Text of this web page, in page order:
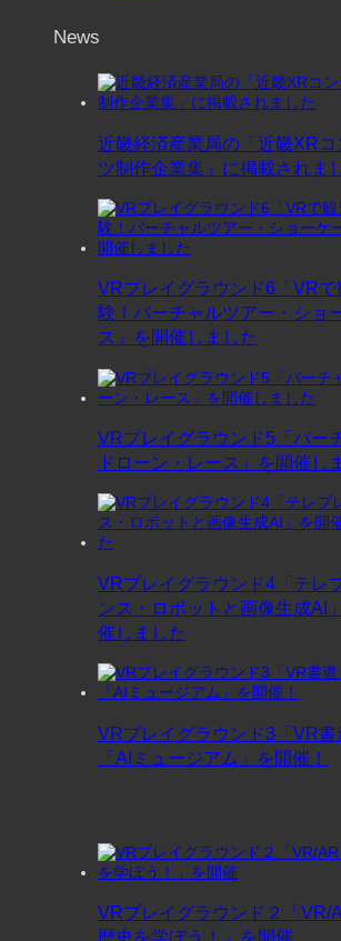
News
近畿経済産業局の「近畿XRコ
ツ制作企業集」に掲載されま
VRプレイグラウンド6「VRで
験！バーチャルツアー・ショ
ス」を開催しました
VRプレイグラウンド5「バー
ドローン・レース」を開催し
VRプレイグラウンド4「テレ
ンス・ロボットと画像生成AI
催しました
VRプレイグラウンド3「VR書
「AIミュージアム」を開催！
VRプレイグラウンド２「VR/
歴史を学ぼう！」を開催